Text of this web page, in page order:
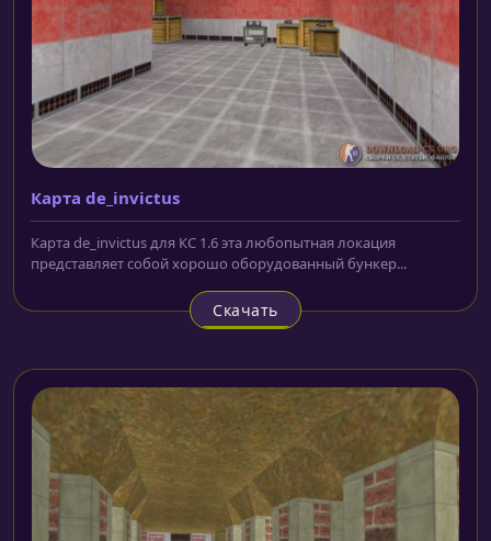
Карта de_invictus
Карта de_invictus для КС 1.6 эта любопытная локация
представляет собой хорошо оборудованный бункер...
Скачать